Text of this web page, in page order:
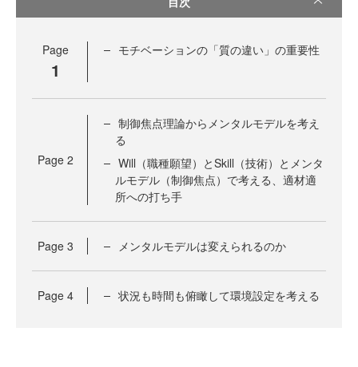
Page
1
モチベーションの「質の違い」の重要性
Page 2
制御焦点理論からメンタルモデルを考え
る
Will（職種願望）とSkill（技術）とメンタ
ルモデル（制御焦点）で考える、適材適
所への打ち手
Page 3 メンタルモデルは変えられるのか
Page 4 状況も時間も俯瞰して環境設定を考える